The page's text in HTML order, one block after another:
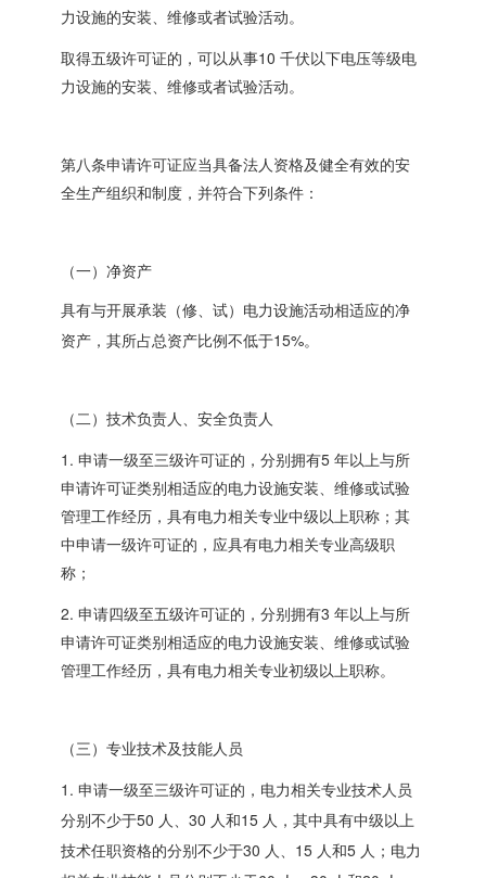
力设施的安装、维修或者试验活动。
取得五级许可证的，可以从事10千伏以下电压等级电
力设施的安装、维修或者试验活动。
第八条申请许可证应当具备法人资格及健全有效的安
全生产组织和制度，并符合下列条件：
（一）净资产
具有与开展承装（修、试）电力设施活动相适应的净
资产，其所占总资产比例不低于15%。
（二）技术负责人、安全负责人
1.申请一级至三级许可证的，分别拥有5年以上与所
申请许可证类别相适应的电力设施安装、维修或试验
管理工作经历，具有电力相关专业中级以上职称；其
中申请一级许可证的，应具有电力相关专业高级职
称；
2.申请四级至五级许可证的，分别拥有3年以上与所
申请许可证类别相适应的电力设施安装、维修或试验
管理工作经历，具有电力相关专业初级以上职称。
（三）专业技术及技能人员
1.申请一级至三级许可证的，电力相关专业技术人员
分别不少于50 人、30 人和 15 人，其中具有中级以上
技术任职资格的分别不少于30 人、 15 人和5 人；电力